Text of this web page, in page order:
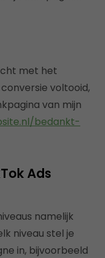
met het
voltooid,
van mijn
bedankt-
Ads
namelijk
niveau stel je
in, bijvoorbeeld